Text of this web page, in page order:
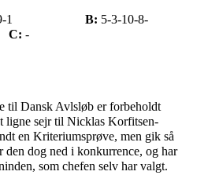
1 B: 5-3-10-8-
C: -
til Dansk Avlsløb er forbeholdt
ligne sejr til Nicklas Korfitsen-
en Kriteriumsprøve, men gik så
dog ned i konkurrence, og har
som chefen selv har valgt.